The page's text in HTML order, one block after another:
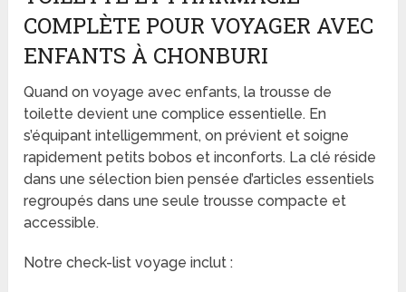
COMPLÈTE POUR VOYAGER AVEC
ENFANTS À CHONBURI
Quand on voyage avec enfants, la trousse de
toilette devient une complice essentielle. En
s’équipant intelligemment, on prévient et soigne
rapidement petits bobos et inconforts. La clé réside
dans une sélection bien pensée d’articles essentiels
regroupés dans une seule trousse compacte et
accessible.
Notre check-list voyage inclut :